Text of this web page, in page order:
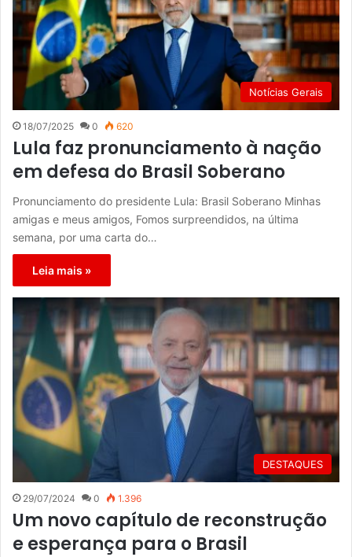
Notícias Gerais
18/07/2025 0 620
Lula faz pronunciamento à nação
em defesa do Brasil Soberano
Pronunciamento do presidente Lula: Brasil Soberano Minhas
amigas e meus amigos, Fomos surpreendidos, na última
semana, por uma carta do…
Leia mais »
DESTAQUES
29/07/2024 0 1.396
Um novo capítulo de reconstrução
e esperança para o Brasil